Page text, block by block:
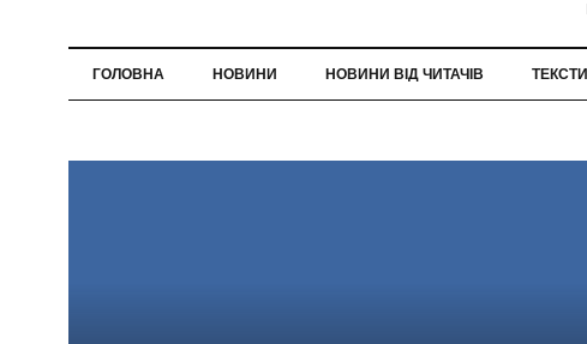
ГОЛОВНА НОВИНИ НОВИНИ ВІД ЧИТАЧІВ ТЕКСТИ